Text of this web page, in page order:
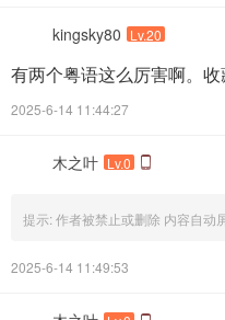
宮城良田升上高二後，加
道、流川楓、赤木剛憲、三
在，正是挑戰最強球隊「山
kingsky80 Lv.20
有两个粤语这么厉害啊。
2025-6-14 11:44:27
木之叶 Lv.0
提示: 作者被禁止或删除 内容自动
2025-6-14 11:49:53